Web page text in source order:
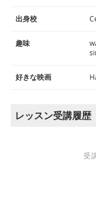
出身校
趣味
好きな映画
レッスン受講履歴
受